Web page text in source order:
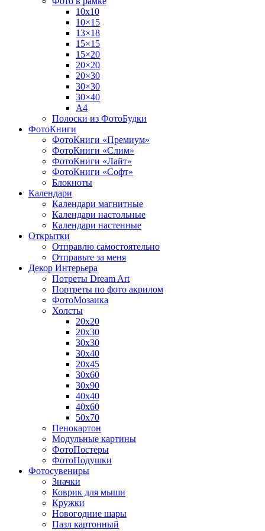
10х10
10×15
13×18
15×15
15×20
20×20
20×30
30×30
30×40
A4
Полоски из ФотоБудки
ФотоКниги
ФотоКниги «Премиум»
ФотоКниги «Слим»
ФотоКниги «Лайт»
ФотоКниги «Софт»
Блокноты
Календари
Календари магнитные
Календари настольные
Календари настенные
Открытки
Отправлю самостоятельно
Отправьте за меня
Декор Интерьера
Потреты Dream Art
Портреты по фото акрилом
ФотоМозаика
Холсты
20х20
20х30
30х30
30х40
20х45
30х60
30х90
40х40
40х60
50х70
Пенокартон
Модульные картины
ФотоПостеры
ФотоПодушки
Фотоcувениры
Значки
Коврик для мыши
Кружки
Новогодние шары
Пазл картонный